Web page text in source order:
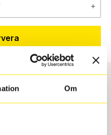
Om
+
60 R 18 112T